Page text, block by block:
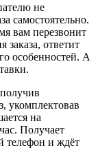
не
самостоятельно.
вам перезвонит
заказа, ответит
особенностей. А
укомплектовав
на
Получает
телефон и ждёт